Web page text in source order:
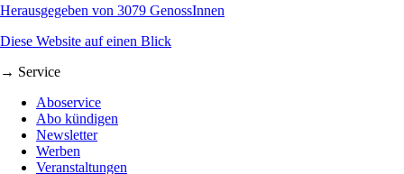
Herausgegeben von 3079 GenossInnen
Diese Website auf einen Blick
→ Service
Aboservice
Abo kündigen
Newsletter
Werben
Veranstaltungen